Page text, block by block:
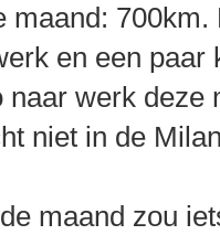
maand:
en een paar
naar werk deze
niet in de
maand zou